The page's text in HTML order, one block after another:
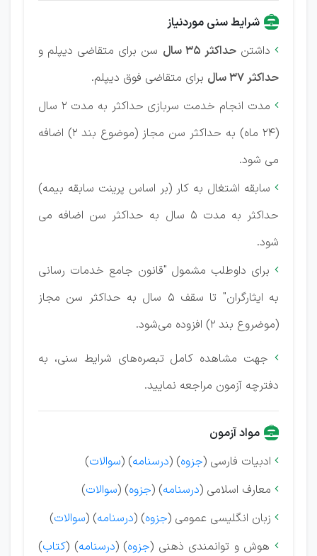
شرایط سنی موردنیاز
داشتنحداکثر 35 سال
سن برای متقاضی دیپلم و
حداکثر 37 سال
برای متقاضی فوق دیپلم.

مدت انجام خدمت سربازی حداکثر به مدت 2 سال
(24 ماه) به حداکثر سن مجاز (موضوع بند 2) اضافه
می شود.
 سابقه اشتغال به کار (بر اساس پرینت سابقه بیمه)
حداکثر به مدت 5 سال به حداکثر سن اضافه می
شود.
 برای داوطلب مشمول "قانون جامع خدمات رسانی
به ایثارگران" تا سقف 5 سال به حداکثر سن مجاز
(موضروع بند 2) افزوده می‌شود.

جهت مشاهده کامل تبصره‌های شرایط سنی، به
دفترچه آزمون مراجعه نمایید.
مواد آزمون
 ادبیات فارسی (جزوه) (درسنامه) (سوالات)
 معارف اسلامی (درسنامه) (جزوه) (سوالات)
 زبان انگلیسی عمومی (جزوه) (درسنامه) (سوالات)
هوش و توانمندی ذهنی (جزوه) (درسنامه) (کتاب)